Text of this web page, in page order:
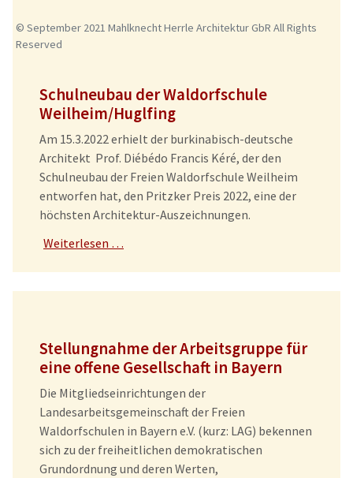
© September 2021 Mahlknecht Herrle Architektur GbR All Rights
Reserved
Schulneubau der Waldorfschule
Weilheim/Huglfing
Am 15.3.2022 erhielt der burkinabisch-deutsche
Architekt Prof. Diébédo Francis Kéré, der den
Schulneubau der Freien Waldorfschule Weilheim
entworfen hat, den Pritzker Preis 2022, eine der
höchsten Architektur-Auszeichnungen.
Weiterlesen …
Stellungnahme der Arbeitsgruppe für
eine offene Gesellschaft in Bayern
Die Mitgliedseinrichtungen der
Landesarbeitsgemeinschaft der Freien
Waldorfschulen in Bayern e.V. (kurz: LAG) bekennen
sich zu der freiheitlichen demokratischen
Grundordnung und deren Werten,